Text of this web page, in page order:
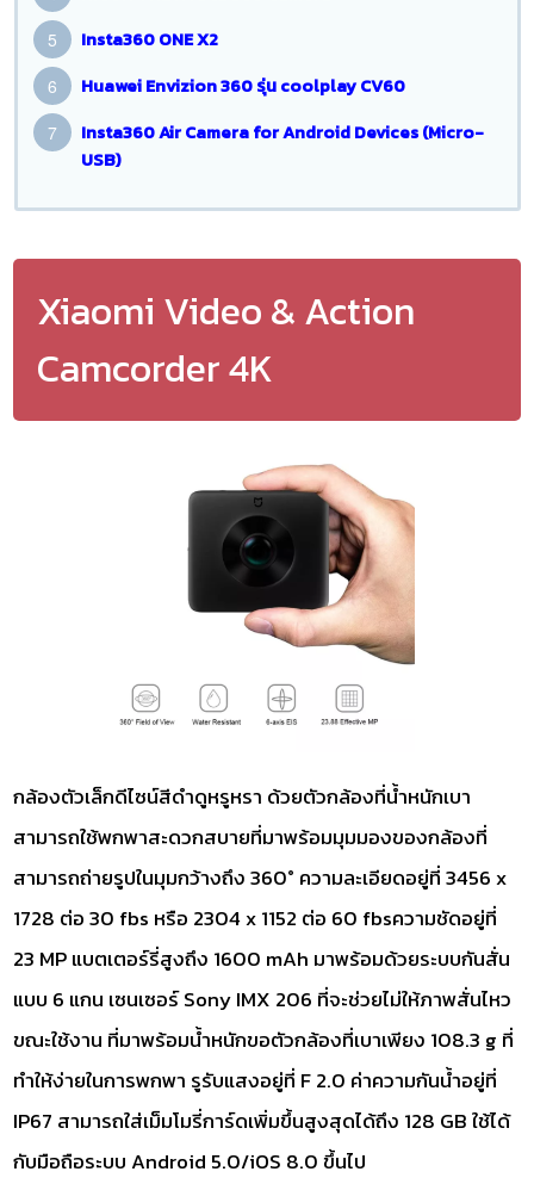
Insta360 ONE X2
Huawei Envizion 360 รุ่น coolplay CV60
Insta360 Air Camera for Android Devices (Micro-
USB)
Xiaomi Video & Action
Camcorder 4K
กล้องตัวเล็กดีไซน์สีดำดูหรูหรา ด้วยตัวกล้องที่น้ำหนักเบา
สามารถใช้พกพาสะดวกสบายที่มาพร้อมมุมมองของกล้องที่
สามารถถ่ายรูปในมุมกว้างถึง 360° ความละเอียดอยู่ที่ 3456 x
1728 ต่อ 30 fbs หรือ 2304 x 1152 ต่อ 60 fbsความชัดอยู่ที่
23 MP แบตเตอร์รี่สูงถึง 1600 mAh มาพร้อมด้วยระบบกันสั่น
แบบ 6 แกน เซนเซอร์ Sony IMX 206 ที่จะช่วยไม่ให้ภาพสั่นไหว
ขณะใช้งาน ที่มาพร้อมน้ำหนักขอตัวกล้องที่เบาเพียง 108.3 g ที่
ทำให้ง่ายในการพกพา รูรับแสงอยู่ที่ F 2.0 ค่าความกันน้ำอยู่ที่
IP67 สามารถใส่เม็มโมรี่การ์ดเพิ่มขึ้นสูงสุดได้ถึง 128 GB ใช้ได้
กับมือถือระบบ Android 5.0/iOS 8.0 ขึ้นไป